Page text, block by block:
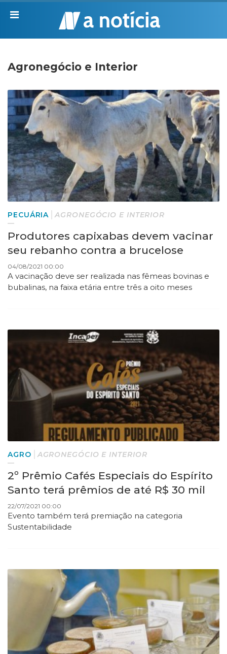
Agronegócio e Interior
PECUÁRIA AGRONEGÓCIO E INTERIOR
Produtores capixabas devem vacinar
seu rebanho contra a brucelose
04/08/2021 00:00
A vacinação deve ser realizada nas fêmeas bovinas e
bubalinas, na faixa etária entre três a oito meses
AGRO AGRONEGÓCIO E INTERIOR
2º Prêmio Cafés Especiais do Espírito
Santo terá prêmios de até R$ 30 mil
22/07/2021 00:00
Evento também terá premiação na categoria
Sustentabilidade